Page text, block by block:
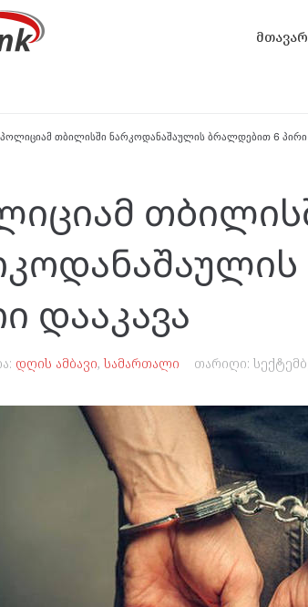
პოლიციამ თბილისში ნარკოდანაშაულის ბრალდებით 6 პირი
დააკავა
დღის ამბავი, სამართალი თარიღი: